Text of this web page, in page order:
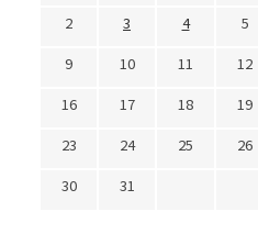
2
3 4 5
9
10 11 12
16
17 18 19
23
24 25 26
30
31